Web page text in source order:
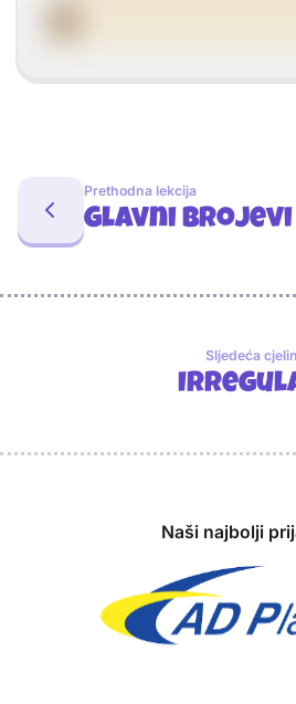
Prethodna lekcija
Glavni brojevi
Sljedeća
Naši najbolji